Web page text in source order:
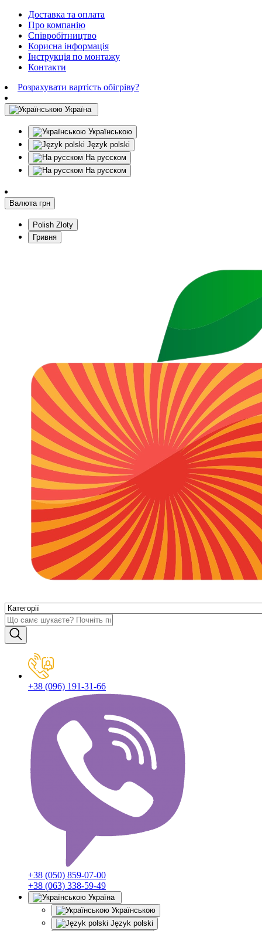
Доставка та оплата
Про компанію
Співробітництво
Корисна інформація
Інструкція по монтажу
Контакти
Розрахувати вартість обігріву?
Україна
Українською
Język polski
На русском
На русском
Валюта грн
Polish Zloty
Гривня
+38 (096) 191-31-66
+38 (050) 859-07-00
+38 (063) 338-59-49
Україна
Українською
Język polski